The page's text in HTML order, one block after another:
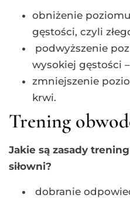
obniżenie
gęstości, czyli
podwyższenie
wysokiej gęstości
zmniejszenie
krwi.
Trening
Jakie są zasady
siłowni?
dobranie